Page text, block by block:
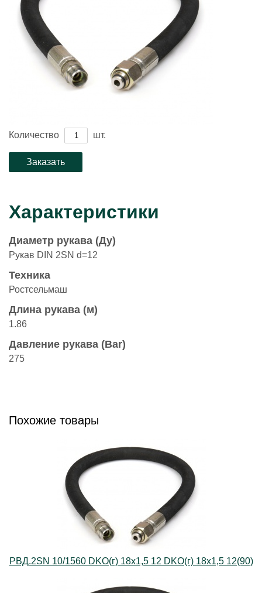
Количество шт.
Характеристики
Диаметр рукава (Ду)
Рукав DIN 2SN d=12
Техника
Ростсельмаш
Длина рукава (м)
1.86
Давление рукава (Bar)
275
Похожие товары
РВД.2SN 10/1560 DKO(г) 18х1,5 12 DKO(г) 18х1,5 12(90)